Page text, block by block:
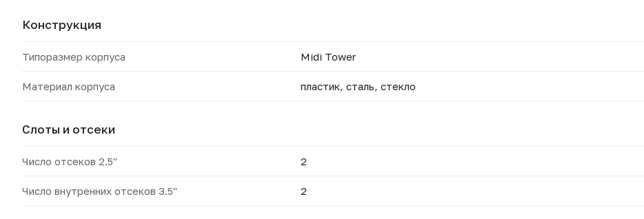
Конструкция
Типоразмер корпуса Midi Tower
Материал корпуса пластик, сталь, стекло
Слоты и отсеки
Число отсеков 2.5" 2
Число внутренних отсеков 3.5" 2